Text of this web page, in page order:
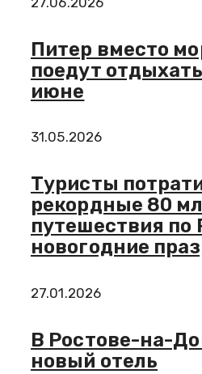
Питер вместо
поедут
июне
31.05.2026
Туристы
рекордные 80
путешествия по
новогодние
27.01.2026
В Ростове-на-
новый отель